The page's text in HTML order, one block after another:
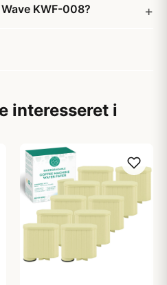
KWF-008?
interesseret i